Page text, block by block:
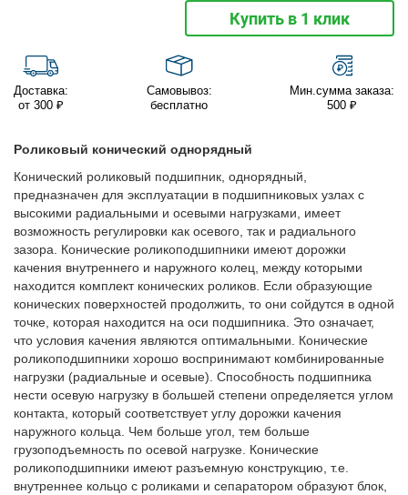
Купить в 1 клик
Доставка:
от 300 ₽
Самовывоз:
бесплатно
Мин.сумма заказа:
500 ₽
Роликовый конический однорядный
Конический роликовый подшипник, однорядный,
предназначен для эксплуатации в подшипниковых узлах с
высокими радиальными и осевыми нагрузками, имеет
возможность регулировки как осевого, так и радиального
зазора. Конические роликоподшипники имеют дорожки
качения внутреннего и наружного колец, между которыми
находится комплект конических роликов. Если образующие
конических поверхностей продолжить, то они сойдутся в одной
точке, которая находится на оси подшипника. Это означает,
что условия качения являются оптимальными. Конические
роликоподшипники хорошо воспринимают комбинированные
нагрузки (радиальные и осевые). Способность подшипника
нести осевую нагрузку в большей степени определяется углом
контакта, который соответствует углу дорожки качения
наружного кольца. Чем больше угол, тем больше
грузоподъемность по осевой нагрузке. Конические
роликоподшипники имеют разъемную конструкцию, т.е.
внутреннее кольцо с роликами и сепаратором образуют блок,